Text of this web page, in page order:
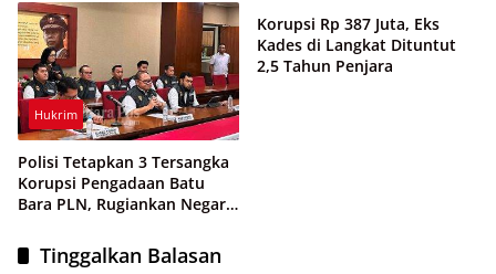
Hukrim
Polisi Tetapkan 3 Tersangka
Korupsi Pengadaan Batu
Bara PLN, Rugiankan Negara
Korupsi Rp 387 Juta, Eks
Kades di Langkat Dituntut
2,5 Tahun Penjara
Tinggalkan Balasan